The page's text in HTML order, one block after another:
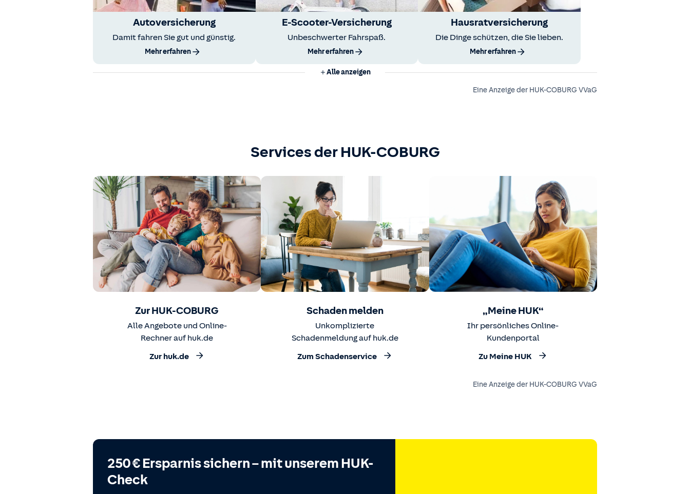
Autoversicherung
Damit fahren Sie gut und günstig.
Mehr erfahren
E-Scooter-Versicherung
Unbeschwerter Fahrspaß.
Mehr erfahren
Hausratversicherung
Die Dinge schützen, die Sie lieben.
Mehr erfahren
Alle anzeigen
Eine Anzeige der HUK-COBURG VVaG
Services der HUK-COBURG
Zur HUK-COBURG
Alle Angebote und Online-
Rechner auf huk.de
Zur huk.de
Schaden melden
Unkomplizierte
Schadenmeldung auf huk.de
Zum Schadenservice
„Meine HUK“
Ihr persönliches Online-
Kundenportal
Zu Meine HUK
Eine Anzeige der HUK-COBURG VVaG
250 € Ersparnis sichern – mit unserem HUK-
Check